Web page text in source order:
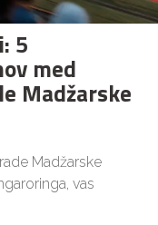
5
med
Madžarske
Madžarske
vas